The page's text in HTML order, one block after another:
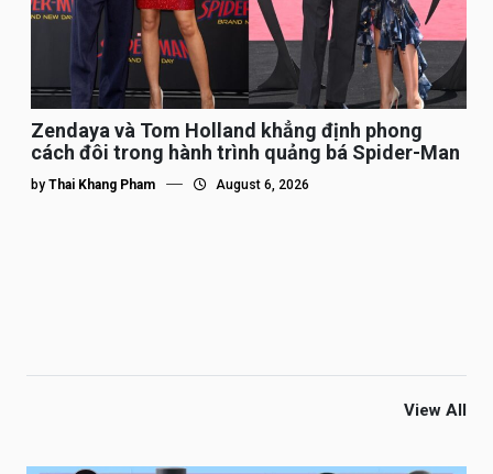
Zendaya và Tom Holland khẳng định phong
cách đôi trong hành trình quảng bá Spider-Man
by Thai Khang Pham August 6, 2026
View All